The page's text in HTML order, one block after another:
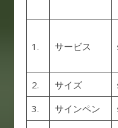
1. サービス
2.
サイズ
3.
サインペン